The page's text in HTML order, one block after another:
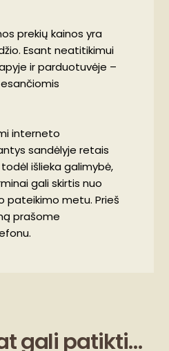
prekių kainos yra
Esant neatitikimui
ir parduotuvėje –
interneto
sandėlyje retais
išlieka galimybė,
gali skirtis nuo
pateikimo metu. Prieš
prašome
gali patikti…